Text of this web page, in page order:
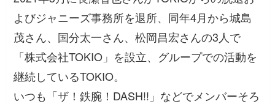
よびジャニーズ事務所を退所、同年4月から城島
茂さん、国分太一さん、松岡昌宏さんの3人で
「株式会社TOKIO」を設立、グループでの活動を
継続しているTOKIO。
いつも「ザ！鉄腕！DASH!!」などでメンバーそろ